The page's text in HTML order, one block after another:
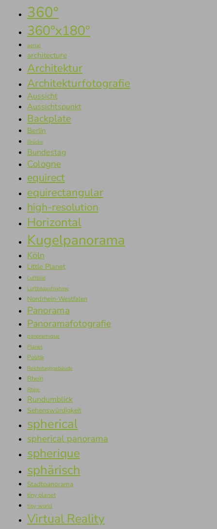
360°
360°x180°
aerial
architecture
Architektur
Architekturfotografie
Aussicht
Aussichtspunkt
Backplate
Berlin
Brücke
Bundestag
Cologne
equirect
equirectangular
high-resolution
Horizontal
Kugelpanorama
Köln
Little Planet
Luftbild
Luftbildaufnahme
Nordrhein-Westfalen
Panorama
Panoramafotografie
panoramique
Planet
Politik
Reichstagsgebäude
Rhein
Rhine
Rundumblick
Sehenswürdigkeit
spherical
spherical panorama
spherique
sphärisch
Stadtpanorama
tiny planet
tiny world
Virtual Reality